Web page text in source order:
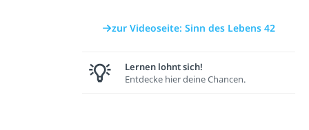
zur Videoseite: Sinn des Lebens 42
Lernen lohnt sich!
Entdecke hier deine Chancen.